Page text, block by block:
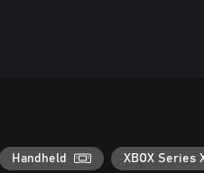
XBOX Series
Handheld